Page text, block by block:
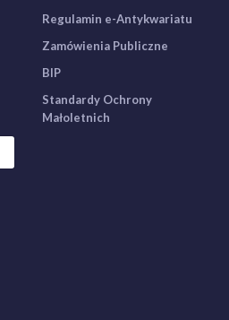
Regulamin e-Antykwariatu
Zamówienia Publiczne
BIP
Standardy Ochrony
Małoletnich